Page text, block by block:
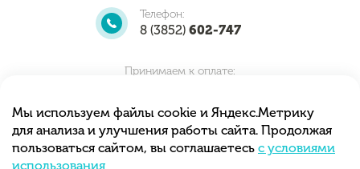
Телефон:
8 (3852) 602-747
Мы принимаем заказы круглосуточно.
Принимаем к оплате:
Мы используем файлы cookie и Яндекс.Метрику
для анализа и улучшения работы сайта. Продолжая
пользоваться сайтом, вы соглашаетесь с условиями
использования